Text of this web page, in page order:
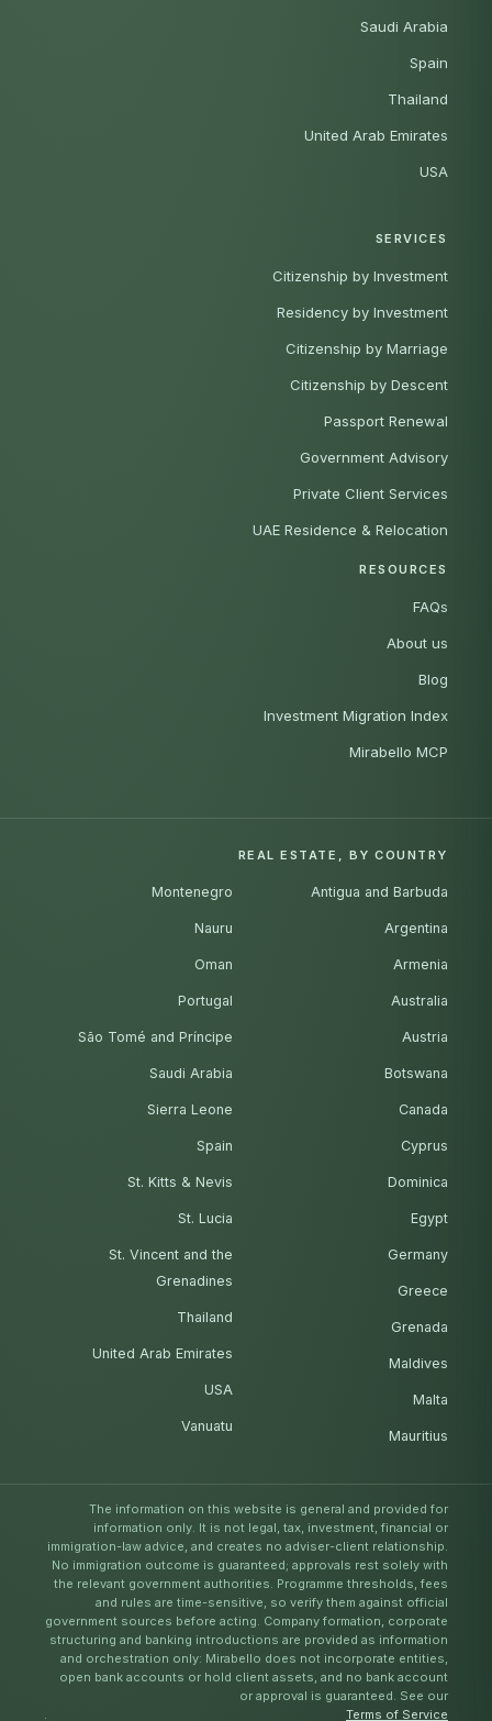
Saudi Arabia
Spain
Thailand
United Arab Emirates
USA
SERVICES
Citizenship by Investment
Residency by Investment
Citizenship by Marriage
Citizenship by Descent
Passport Renewal
Government Advisory
Private Client Services
UAE Residence & Relocation
RESOURCES
FAQs
About us
Blog
Investment Migration Index
Mirabello MCP
REAL ESTATE, BY COUNTRY
Antigua and Barbuda
Argentina
Armenia
Australia
Austria
Botswana
Canada
Cyprus
Dominica
Egypt
Germany
Greece
Grenada
Maldives
Malta
Mauritius
Montenegro
Nauru
Oman
Portugal
São Tomé and Príncipe
Saudi Arabia
Sierra Leone
Spain
St. Kitts & Nevis
St. Lucia
St. Vincent and the
Grenadines
Thailand
United Arab Emirates
USA
Vanuatu
The information on this website is general and provided for
information only. It is not legal, tax, investment, financial or
immigration-law advice, and creates no adviser-client relationship.
No immigration outcome is guaranteed; approvals rest solely with
the relevant government authorities. Programme thresholds, fees
and rules are time-sensitive, so verify them against official
government sources before acting. Company formation, corporate
structuring and banking introductions are provided as information
and orchestration only: Mirabello does not incorporate entities,
open bank accounts or hold client assets, and no bank account
or approval is guaranteed. See our
Terms of Service
.